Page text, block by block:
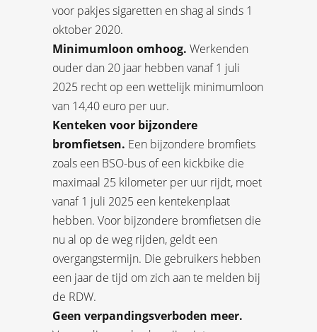
voor pakjes sigaretten en shag al sinds 1
oktober 2020.
Minimumloon omhoog. Werkenden
ouder dan 20 jaar hebben vanaf 1 juli
2025 recht op een wettelijk minimumloon
van 14,40 euro per uur.
Kenteken voor bijzondere
bromfietsen. Een bijzondere bromfiets
zoals een BSO-bus of een kickbike die
maximaal 25 kilometer per uur rijdt, moet
vanaf 1 juli 2025 een kentekenplaat
hebben. Voor bijzondere bromfietsen die
nu al op de weg rijden, geldt een
overgangstermijn. Die gebruikers hebben
een jaar de tijd om zich aan te melden bij
de RDW.
Geen verpandingsverboden meer.